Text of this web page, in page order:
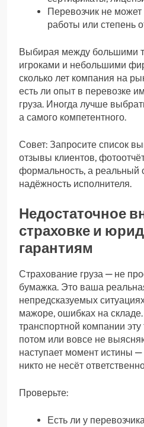
Перевозчик не
работы или степень
Выбирая между большими
игроками и небольшими
сколько лет компания на
есть ли опыт в перевозке
груза. Иногда лучше
а самого компетентного.
Совет: Запросите список
отзывы клиентов,
формальность, а реальный
надёжность исполнителя.
Недостаточное
страховке и
гарантиям
Страхование груза — не
бумажка. Это ваша
непредсказуемых
мажоре, ошибках на
транспортной компании
потом или вовсе не
наступает момент истины —
никто не несёт
Проверьте:
Есть ли у